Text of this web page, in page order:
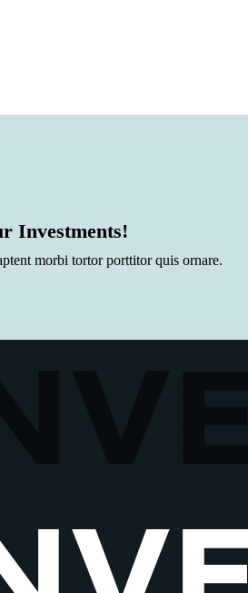
Investments!
morbi tortor porttitor quis ornare.